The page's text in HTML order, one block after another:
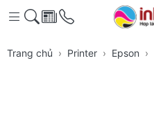
Trang chủ Printer Epson